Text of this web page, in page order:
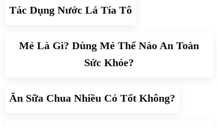
Tác Dụng Nước Lá Tía Tô
Mẻ Là Gì? Dùng Mẻ Thế Nào An Toàn
Sức Khỏe?
Ăn Sữa Chua Nhiều Có Tốt Không?